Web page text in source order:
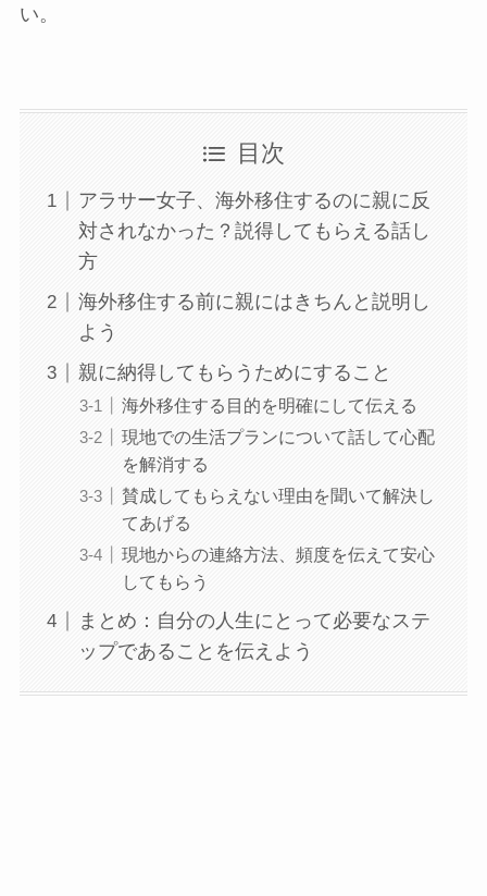
い。
目次
アラサー女子、海外移住するのに親に反
対されなかった？説得してもらえる話し
方
海外移住する前に親にはきちんと説明し
よう
親に納得してもらうためにすること
海外移住する目的を明確にして伝える
現地での生活プランについて話して心配
を解消する
賛成してもらえない理由を聞いて解決し
てあげる
現地からの連絡方法、頻度を伝えて安心
してもらう
まとめ：自分の人生にとって必要なステ
ップであることを伝えよう